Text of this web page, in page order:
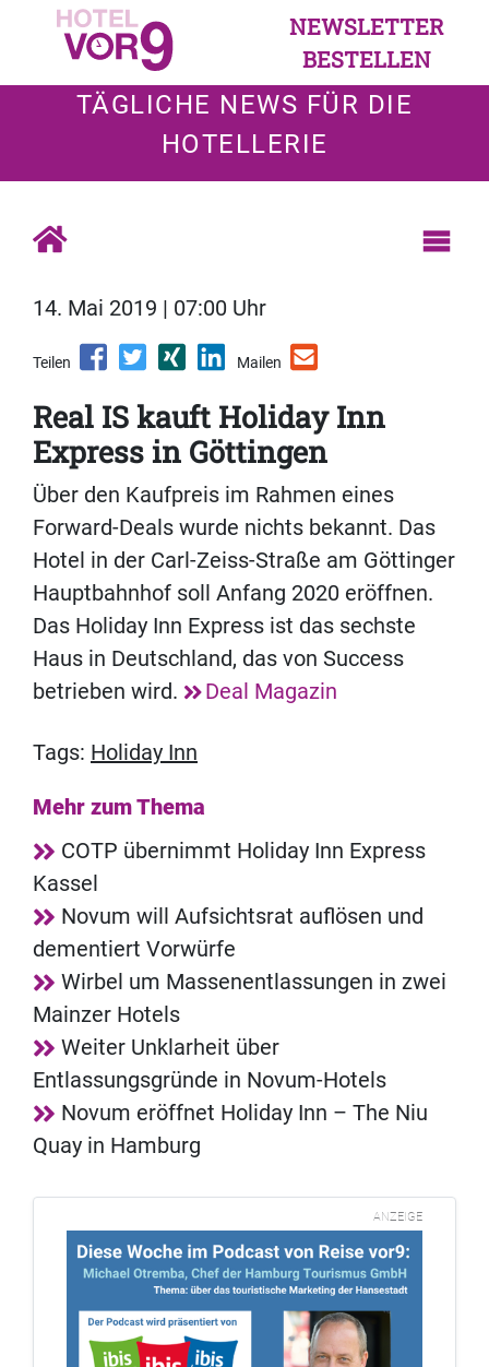
NEWSLETTER
BESTELLEN
TÄGLICHE NEWS FÜR DIE
HOTELLERIE
14. Mai 2019 | 07:00 Uhr
Teilen Mailen
Real IS kauft Holiday Inn
Express in Göttingen
Über den Kaufpreis im Rahmen eines
Forward-Deals wurde nichts bekannt. Das
Hotel in der Carl-Zeiss-Straße am Göttinger
Hauptbahnhof soll Anfang 2020 eröffnen.
Das Holiday Inn Express ist das sechste
Haus in Deutschland, das von Success
betrieben wird.
Deal Magazin
Tags: Holiday Inn
Mehr zum Thema
COTP übernimmt Holiday Inn Express
Kassel
Novum will Aufsichtsrat auflösen und
dementiert Vorwürfe
Wirbel um Massenentlassungen in zwei
Mainzer Hotels
Weiter Unklarheit über
Entlassungsgründe in Novum-Hotels
Novum eröffnet Holiday Inn – The Niu
Quay in Hamburg
ANZEIGE